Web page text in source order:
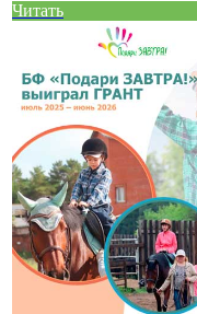
Читать